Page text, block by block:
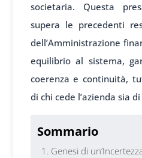
societaria. Questa
supera le precedenti
dell’Amministrazione
equilibrio al sistema,
coerenza e continuità,
di chi cede l’azienda sia
Sommario
Genesi di